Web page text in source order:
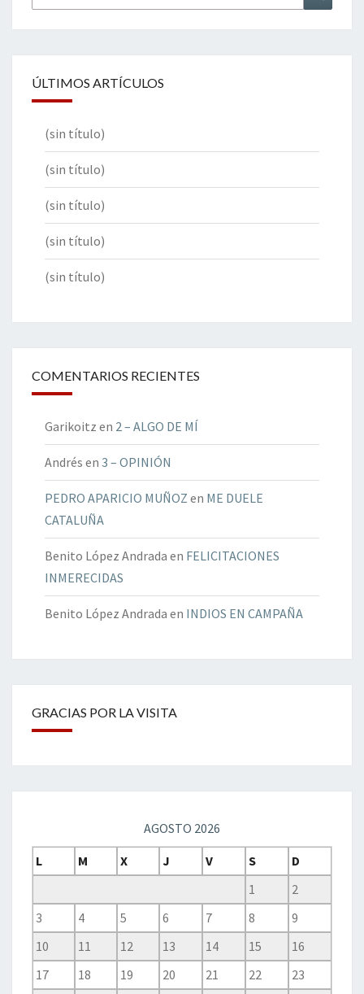
por:
ÚLTIMOS ARTÍCULOS
(sin título)
(sin título)
(sin título)
(sin título)
(sin título)
COMENTARIOS RECIENTES
Garikoitz en 2 – ALGO DE MÍ
Andrés en 3 – OPINIÓN
PEDRO APARICIO MUÑOZ en ME DUELE
CATALUÑA
Benito López Andrada en FELICITACIONES
INMERECIDAS
Benito López Andrada en INDIOS EN CAMPAÑA
GRACIAS POR LA VISITA
AGOSTO 2026
L
M X J V S
D
1
2
3
4 5 6 7 8
9
10
11 12 13 14 15
16
17
18 19 20 21 22
23